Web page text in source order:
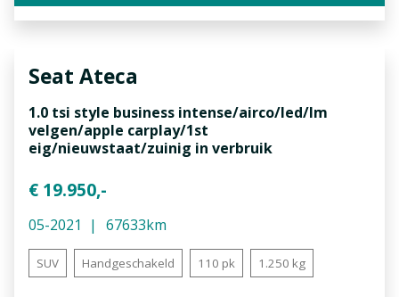
Seat Ateca
1.0 tsi style business intense/airco/led/lm
velgen/apple carplay/1st
eig/nieuwstaat/zuinig in verbruik
€ 19.950,-
05-2021 67633km
SUV Handgeschakeld 110 pk 1.250 kg